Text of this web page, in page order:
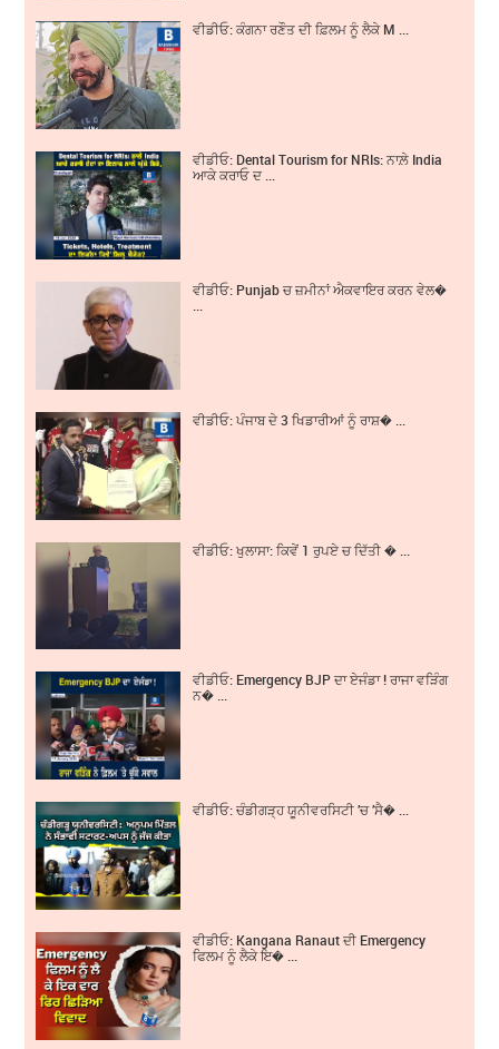
ਵੀਡੀਓ: ਕੰਗਨਾ ਰਣੌਤ ਦੀ ਫ਼ਿਲਮ ਨੂੰ ਲੈਕੇ M ...
ਵੀਡੀਓ: Dental Tourism for NRIs: ਨਾਲ਼ੇ India
ਆਕੇ ਕਰਾਓ ਦ ...
ਵੀਡੀਓ: Punjab ਚ ਜ਼ਮੀਨਾਂ ਐਕਵਾਇਰ ਕਰਨ ਵੇਲ�
ਵੀਡੀਓ: ਪੰਜਾਬ ਦੇ 3 ਖਿਡਾਰੀਆਂ ਨੂੰ ਰਾਸ਼� ...
ਵੀਡੀਓ: ਖੁਲਾਸਾ: ਕਿਵੇਂ 1 ਰੁਪਏ ਚ ਦਿੱਤੀ � ...
ਵੀਡੀਓ: Emergency BJP ਦਾ ਏਜੰਡਾ ! ਰਾਜਾ ਵੜਿੰਗ
ਨ� ...
ਵੀਡੀਓ: ਚੰਡੀਗੜ੍ਹ ਯੂਨੀਵਰਸਿਟੀ ’ਚ ’ਸੈ� ...
ਵੀਡੀਓ: Kangana Ranaut ਦੀ Emergency
ਫਿਲਮ ਨੂੰ ਲੈਕੇ ਇ� ...